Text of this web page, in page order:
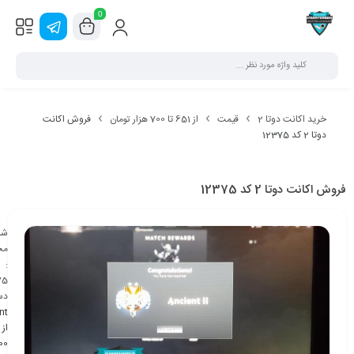
0
خرید اکانت دوتا 2 قیمت از 651 تا 700 هزار تومان
فروش اکانت
دوتا 2 کد 12375
فروش اکانت دوتا 2 کد 12375
: